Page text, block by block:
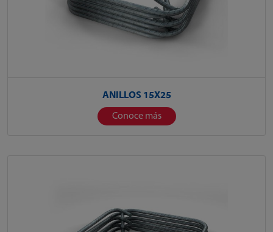
ANILLOS 15X25
Conoce más